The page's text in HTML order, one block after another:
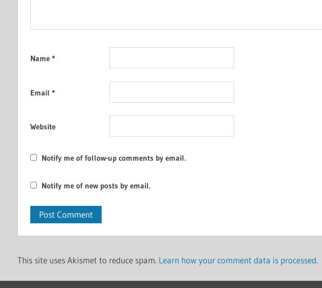
Name *
Email *
Website
Notify me of follow-up comments by email.
Notify me of new posts by email.
This site uses Akismet to reduce spam. Learn how your comment data is processed.